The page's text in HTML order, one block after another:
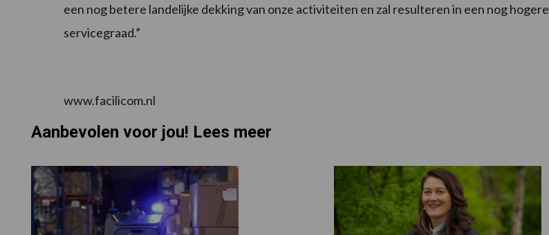
een nog betere landelijke dekking van onze activiteiten en zal resulteren in een nog hogere
servicegraad.”
www.facilicom.nl
Aanbevolen voor jou! Lees meer